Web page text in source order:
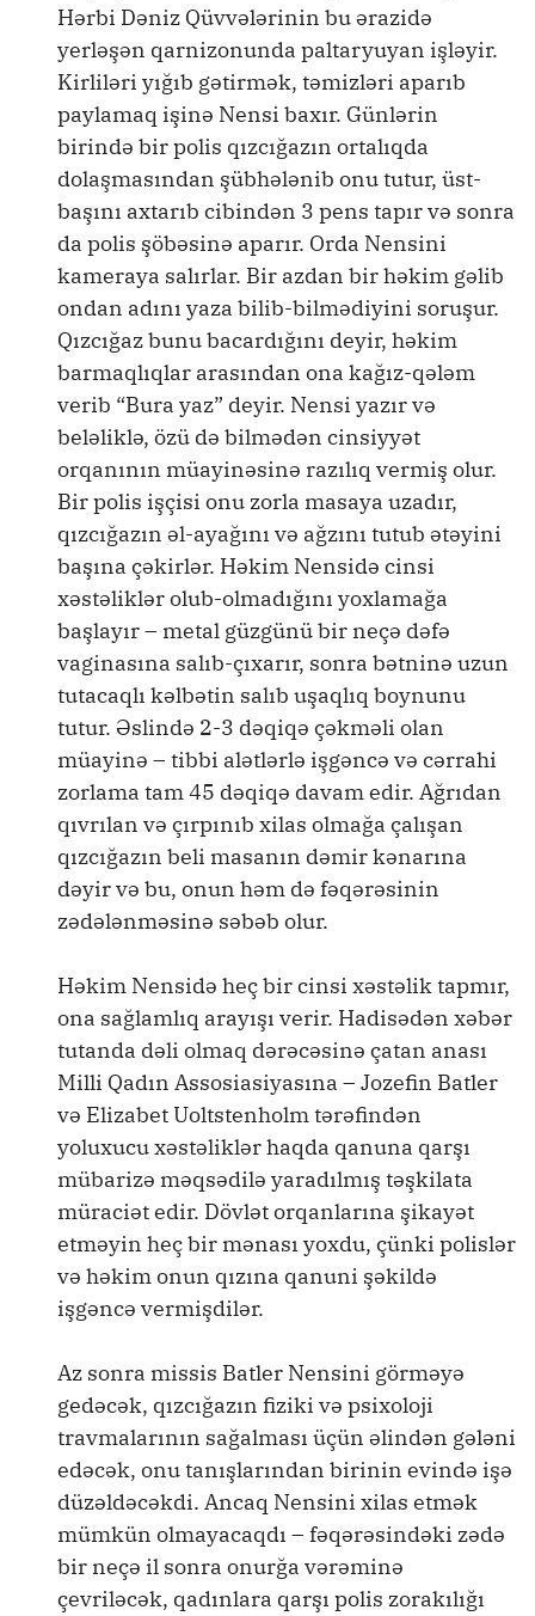
Hərbi Dəniz Qüvvələrinin bu ərazidə
yerləşən qarnizonunda paltaryuyan işləyir.
Kirliləri yığıb gətirmək, təmizləri aparıb
paylamaq işinə Nensi baxır. Günlərin
birində bir polis qızcığazın ortalıqda
dolaşmasından şübhələnib onu tutur, üst-
başını axtarıb cibindən 3 pens tapır və sonra
da polis şöbəsinə aparır. Orda Nensini
kameraya salırlar. Bir azdan bir həkim gəlib
ondan adını yaza bilib-bilmədiyini soruşur.
Qızcığaz bunu bacardığını deyir, həkim
barmaqlıqlar arasından ona kağız-qələm
verib “Bura yaz” deyir. Nensi yazır və
beləliklə, özü də bilmədən cinsiyyət
orqanının müayinəsinə razılıq vermiş olur.
Bir polis işçisi onu zorla masaya uzadır,
qızcığazın əl-ayağını və ağzını tutub ətəyini
başına çəkirlər. Həkim Nensidə cinsi
xəstəliklər olub-olmadığını yoxlamağa
başlayır – metal güzgünü bir neçə dəfə
vaginasına salıb-çıxarır, sonra bətninə uzun
tutacaqlı kəlbətin salıb uşaqlıq boynunu
tutur. Əslində 2-3 dəqiqə çəkməli olan
müayinə – tibbi alətlərlə işgəncə və cərrahi
zorlama tam 45 dəqiqə davam edir. Ağrıdan
qıvrılan və çırpınıb xilas olmağa çalışan
qızcığazın beli masanın dəmir kənarına
dəyir və bu, onun həm də fəqərəsinin
zədələnməsinə səbəb olur.
Həkim Nensidə heç bir cinsi xəstəlik tapmır,
ona sağlamlıq arayışı verir. Hadisədən xəbər
tutanda dəli olmaq dərəcəsinə çatan anası
Milli Qadın Assosiasiyasına – Jozefin Batler
və Elizabet Uoltstenholm tərəfindən
yoluxucu xəstəliklər haqda qanuna qarşı
mübarizə məqsədilə yaradılmış təşkilata
müraciət edir. Dövlət orqanlarına şikayət
etməyin heç bir mənası yoxdu, çünki polislər
və həkim onun qızına qanuni şəkildə
işgəncə vermişdilər.
Az sonra missis Batler Nensini görməyə
gedəcək, qızcığazın fiziki və psixoloji
travmalarının sağalması üçün əlindən gələni
edəcək, onu tanışlarından birinin evində işə
düzəldəcəkdi. Ancaq Nensini xilas etmək
mümkün olmayacaqdı – fəqərəsindəki zədə
bir neçə il sonra onurğa vərəminə
çevriləcək, qadınlara qarşı polis zorakılığı